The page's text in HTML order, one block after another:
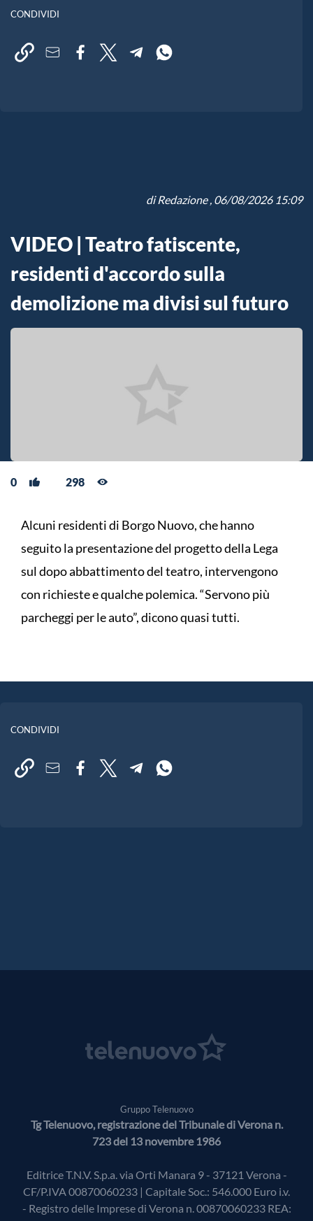
CONDIVIDI
diRedazione, 06/08/2026 15:09
VIDEO | Teatro fatiscente,
residenti d'accordo sulla
demolizione ma divisi sul futuro
0 298
Alcuni residenti di Borgo Nuovo, che hanno
seguito la presentazione del progetto della Lega
sul dopo abbattimento del teatro, intervengono
con richieste e qualche polemica. “Servono più
parcheggi per le auto”, dicono quasi tutti.
CONDIVIDI
Gruppo Telenuovo
Tg Telenuovo, registrazione del Tribunale di Verona n.
723 del 13 novembre 1986
Editrice T.N.V. S.p.a. via Orti Manara 9 - 37121 Verona -
CF/P.IVA 00870060233 | Capitale Soc.: 546.000 Euro i.v.
- Registro delle Imprese di Verona n. 00870060233 REA: